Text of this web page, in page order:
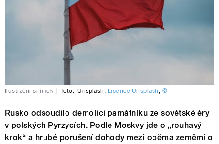
Ilustrační snímek foto: Unsplash , Licence Unsplash , ©
Rusko odsoudilo demolici památníku ze sovětské éry
v polských Pyrzycích. Podle Moskvy jde o „rouhavý
krok“ a hrubé porušení dohody mezi oběma zeměmi o